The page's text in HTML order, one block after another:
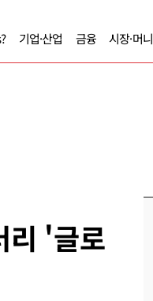
기업·산업 금융 시장·머니
리 '글로